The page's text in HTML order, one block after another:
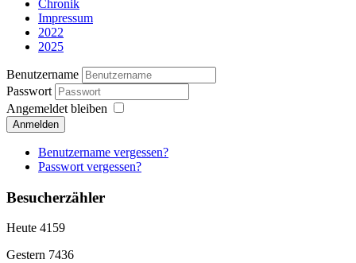
Chronik
Impressum
2022
2025
Benutzername
Passwort
Angemeldet bleiben
Anmelden
Benutzername vergessen?
Passwort vergessen?
Besucherzähler
Heute 4159
Gestern 7436